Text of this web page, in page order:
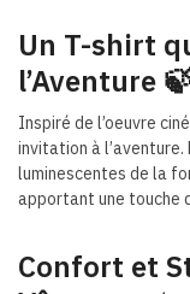
Un T-shirt
l’Aventure
Inspiré de l’oeuvre
invitation à
luminescentes de la
apportant une touche
Confort et